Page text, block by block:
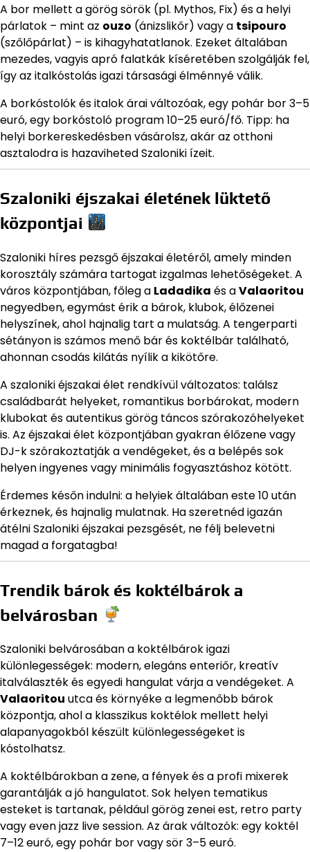
A bor mellett a görög sörök (pl. Mythos, Fix) és a helyi
párlatok – mint az ouzo (ánizslikőr) vagy a tsipouro
(szőlőpárlat) – is kihagyhatatlanok. Ezeket általában
mezedes, vagyis apró falatkák kíséretében szolgálják fel,
így az italkóstolás igazi társasági élménnyé válik.
A borkóstolók és italok árai változóak, egy pohár bor 3–5
euró, egy borkóstoló program 10–25 euró/fő. Tipp: ha
helyi borkereskedésben vásárolsz, akár az otthoni
asztalodra is hazaviheted Szaloniki ízeit.
Szaloniki éjszakai életének lüktető
központjai
Szaloniki híres pezsgő éjszakai életéről, amely minden
korosztály számára tartogat izgalmas lehetőségeket. A
város központjában, főleg a Ladadika és aValaoritou
negyedben, egymást érik a bárok, klubok, élőzenei
helyszínek, ahol hajnalig tart a mulatság. A tengerparti
sétányon is számos menő bár és koktélbár található,
ahonnan csodás kilátás nyílik a kikötőre.
A szaloniki éjszakai élet rendkívül változatos: találsz
családbarát helyeket, romantikus borbárokat, modern
klubokat és autentikus görög táncos szórakozóhelyeket
is. Az éjszakai élet központjában gyakran élőzene vagy
DJ-k szórakoztatják a vendégeket, és a belépés sok
helyen ingyenes vagy minimális fogyasztáshoz kötött.
Érdemes későn indulni: a helyiek általában este 10 után
érkeznek, és hajnalig mulatnak. Ha szeretnéd igazán
átélni Szaloniki éjszakai pezsgését, ne félj belevetni
magad a forgatagba!
Trendik bárok és koktélbárok a
belvárosban
Szaloniki belvárosában a koktélbárok igazi
különlegességek: modern, elegáns enteriőr, kreatív
italválaszték és egyedi hangulat várja a vendégeket. A
Valaoritou utca és környéke a legmenőbb bárok
központja, ahol a klasszikus koktélok mellett helyi
alapanyagokból készült különlegességeket is
kóstolhatsz.
A koktélbárokban a zene, a fények és a profi mixerek
garantálják a jó hangulatot. Sok helyen tematikus
esteket is tartanak, például görög zenei est, retro party
vagy even jazz live session. Az árak változók: egy koktél
7–12 euró, egy pohár bor vagy sör 3–5 euró.